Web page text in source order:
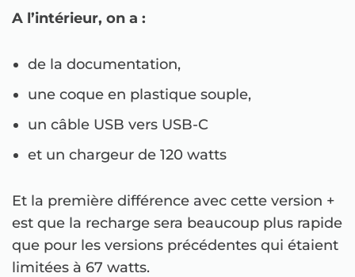
A l’intérieur, on a :
de la documentation,
une coque en plastique souple,
un câble USB vers USB-C
et un chargeur de 120 watts
Et la première différence avec cette version +
est que la recharge sera beaucoup plus rapide
que pour les versions précédentes qui étaient
limitées à 67 watts.